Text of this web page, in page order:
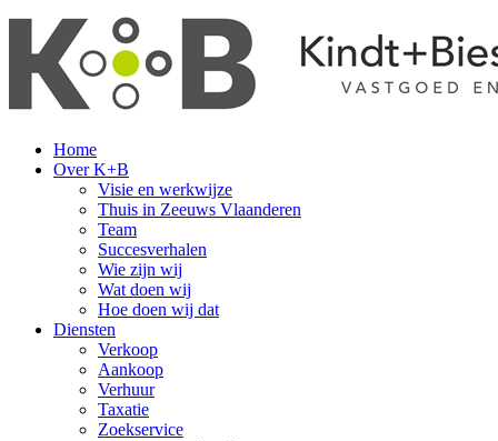
Home
Over K+B
Visie en werkwijze
Thuis in Zeeuws Vlaanderen
Team
Succesverhalen
Wie zijn wij
Wat doen wij
Hoe doen wij dat
Diensten
Verkoop
Aankoop
Verhuur
Taxatie
Zoekservice